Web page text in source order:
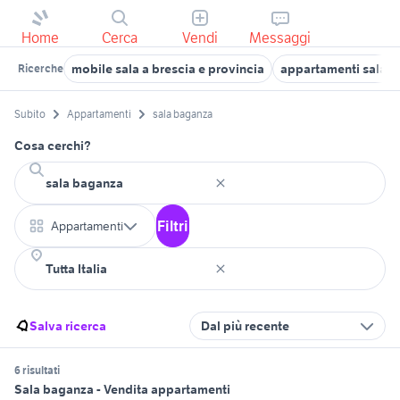
Home Cerca Vendi Messaggi
Ricerche mobile sala a brescia e provincia appartamenti sala
Subito Appartamenti sala baganza
Cosa cerchi?
Appartamenti Filtri
Salva ricerca Dal più recente
6 risultati
Sala baganza - Vendita appartamenti